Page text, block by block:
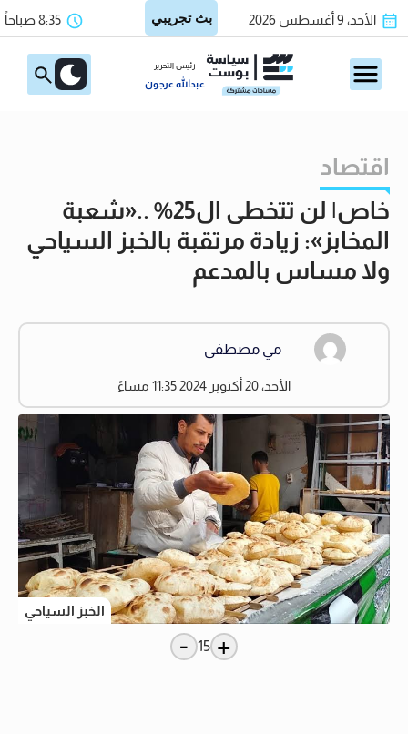
الأحد، 9 أغسطس 2026 8:35 صباحاً
رئيس التحرير
عبدالله عرجون
اقتصاد
خاص| لن تتخطى ال25% ..«شعبة
المخابز»: زيادة مرتقبة بالخبز السياحي
ولا مساس بالمدعم
مي مصطفى
الأحد، 20 أكتوبر 2024 11:35 مساءً
الخبز السياحي
+
15
-